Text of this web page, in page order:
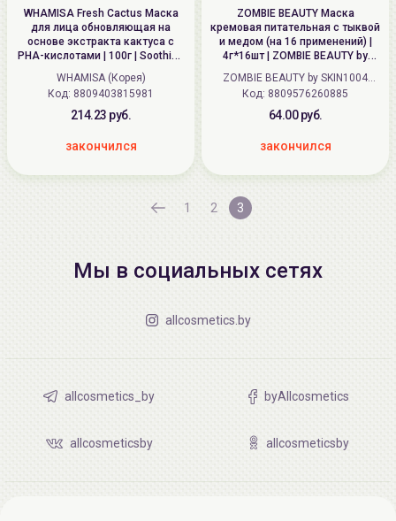
WHAMISA Fresh Cactus Маска
для лица обновляющая на
основе экстракта кактуса с
PHA-кислотами | 100г | Soothing
and Lifting Prickly Pear Mask
(AW0398)
WHAMISA (Корея)
Код: 8809403815981
214.23 руб.
закончился
ZOMBIE BEAUTY Маска
кремовая питательная с тыквой
и медом (на 16 применений) |
4г*16шт | ZOMBIE BEAUTY by
ZOMBIE BEAUTY by SKIN1004
(Корея)
Код: 8809576260885
64.00 руб.
закончился
1 2 3
Мы в социальных сетях
allcosmetics.by
allcosmetics_by byAllcosmetics
allcosmeticsby allcosmeticsby